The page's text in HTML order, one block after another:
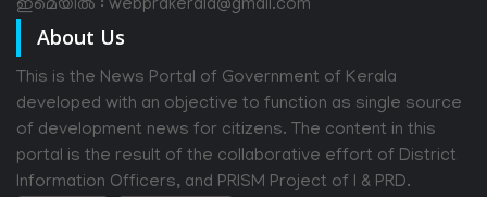
ഇമെയിൽ : webprdkerala@gmail.com
About Us
This is the News Portal of Government of Kerala
developed with an objective to function as single source
of development news for citizens. The content in this
portal is the result of the collaborative effort of District
Information Officers, and PRISM Project of I & PRD.